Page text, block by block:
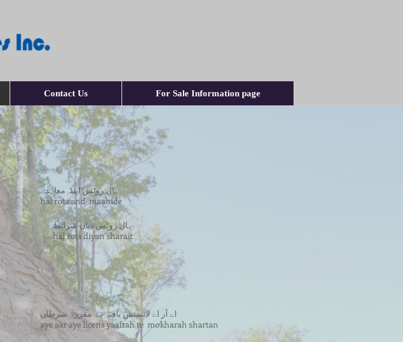
Contact Us For Sale Information page
ہال روٹس اینڈ معاہدے
hal rots and maahide
ہال روٹس دیاں شرائط
hal rots diyan sharait
اے آر اے لائسنس یافتہ تے مقررہ شرطاں
aye aar aye licens yaaftah te mokharah shartan